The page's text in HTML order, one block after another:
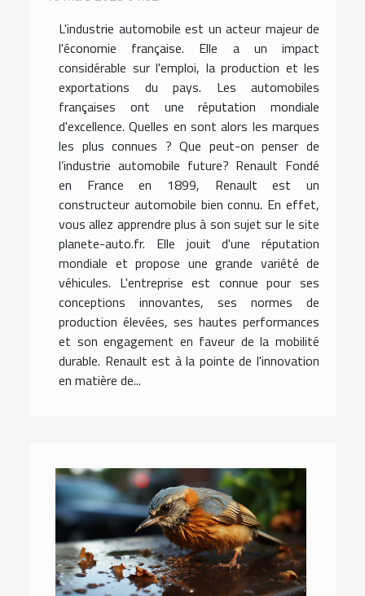
L'industrie automobile est un acteur majeur de
l'économie française. Elle a un impact
considérable sur l'emploi, la production et les
exportations du pays. Les automobiles
françaises ont une réputation mondiale
d'excellence. Quelles en sont alors les marques
les plus connues ? Que peut-on penser de
l’industrie automobile future? Renault Fondé
en France en 1899, Renault est un
constructeur automobile bien connu. En effet,
vous allez apprendre plus à son sujet sur le site
planete-auto.fr. Elle jouit d'une réputation
mondiale et propose une grande variété de
véhicules. L'entreprise est connue pour ses
conceptions innovantes, ses normes de
production élevées, ses hautes performances
et son engagement en faveur de la mobilité
durable. Renault est à la pointe de l'innovation
en matière de...